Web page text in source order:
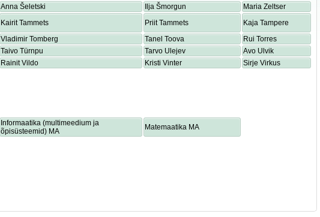
Anna Šeletski Ilja Šmorgun
Maria Zeltser
Kairit Tammets Priit Tammets
Kaja Tampere
Vladimir Tomberg Tanel Toova
Rui Torres
Taivo Türnpu Tarvo Ulejev
Avo Ulvik
Rainit Vildo Kristi Vinter
Sirje Virkus
Informaatika (multimeedium ja
õpisüsteemid) MA
Matemaatika MA